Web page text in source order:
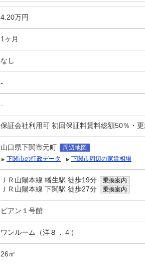
4.20万円
1ヶ月
なし
-
-
保証会社利用可 初回保証料賃料総額50％・
山口県下関市元町
周辺地図
下関市の行政データ
下関市周辺の家賃相場
ＪＲ山陽本線 幡生駅 徒歩19分 乗換案内
ＪＲ山陽本線 下関駅 徒歩27分 乗換案内
ビアン１号館
ワンルーム（洋８．４）
26㎡